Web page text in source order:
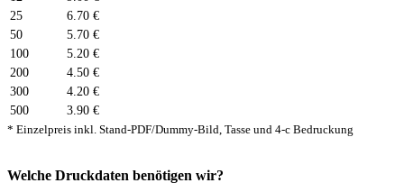
25
6.70 €
50
5.70 €
100
5.20 €
200
4.50 €
300
4.20 €
500
3.90 €
* Einzelpreis inkl. Stand-PDF/Dummy-Bild, Tasse und 4-c Bedruckung
Welche Druckdaten benötigen wir?